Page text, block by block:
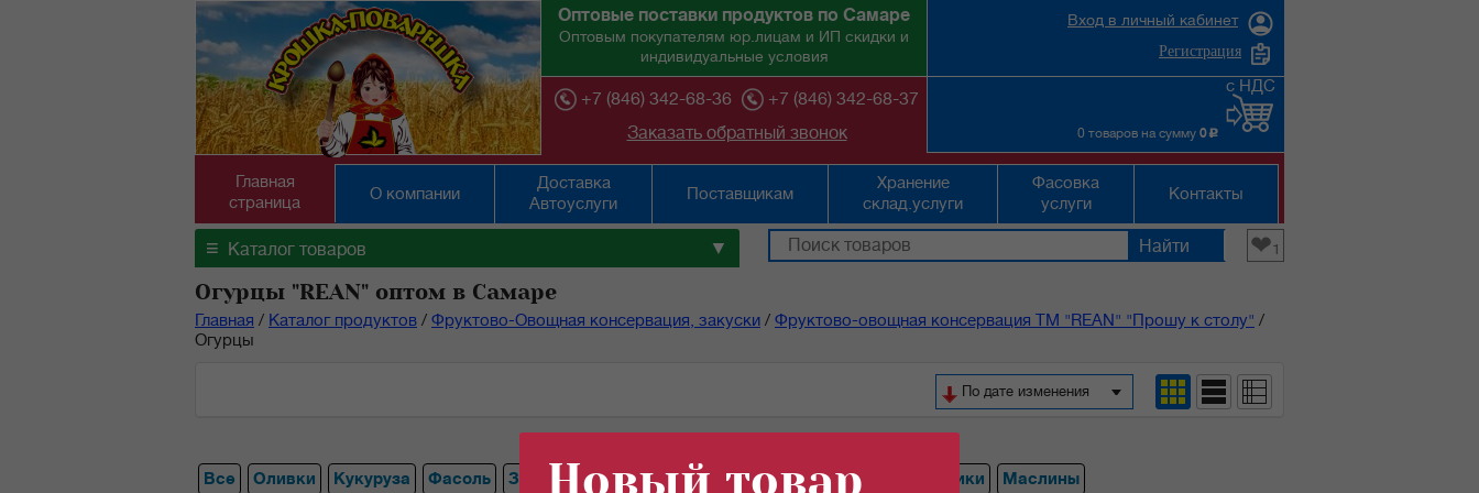
Оптовые поставки продуктов по Самаре
Оптовым покупателям юр.лицам и ИП скидки и
индивидуальные условия
+7 (846) 342-68-36
+7 (846) 342-68-37
Заказать обратный звонок
Вход в личный кабинет
Регистрация
0 товаров на сумму 0 c
с НДС
Главная
страница
О компании
Доставка
Автоуслуги
Поставщикам
Хранение
склад.услуги
Фасовка
услуги
Контакты
≡ Каталог товаров ▼ ❤1
Огурцы "REAN" оптом в Самаре
Главная / Каталог продуктов / Фруктово-Овощная консервация, закуски / Фруктово-овощная консервация ТМ "REAN" "Прошу к столу" /
Огурцы
По дате изменения
Все Оливки Кукуруза Фасоль Зеленый Томаты Грибы Ананасы Огурцы Персики Маслины